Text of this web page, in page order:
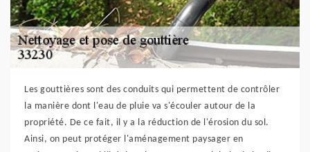
Les gouttières sont des conduits qui permettent de contrôler
la manière dont l'eau de pluie va s'écouler autour de la
propriété. De ce fait, il y a la réduction de l'érosion du sol.
Ainsi, on peut protéger l'aménagement paysager en